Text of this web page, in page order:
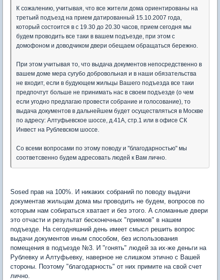
К сожалению, учитывая, что все жители дома ориентированы на
третьий подъезд на прием датированный 15.10.2007 года,
который состоится в с 19.30 до 20.30 часов, прием сегодня мы
будем проводить все таки в вашем подъезде, при этом с
домофоном и доводчиком двери обещаем обращаться бережно.
При этом учитывая то, что выдача документов непосредственно в
вашем доме мера сугубо добровольная и в наши обязательства
не входит, если в будующем жильцы Вашего подъезда все таки
предпочтут больше не принимать нас в своем подъезде (о чем
если угодно предлагаю провести собрание и голосование), то
выдача документов в дальнейшем будет осуществляться в Москве
по адресу: Алтуфьевское шоссе, д.41А, стр.1 или в офисе СК
Инвест на Рублевском шоссе.
Со всеми вопросами по этому поводу и "благодарностью" мы
соответсвенно будем адресовать людей к Вам лично.
Sosed прав на 100%. И никаких собраний по поводу выдачи
документав жильцам дома мы проводить не будем, вопросов по
которым нам собираться хватает и без этого. А сломанные двери
это отчасти и результат бесконечных "приемов" в нашем
подъезде. На сегодняшний день имеет смысл решить вопрос
выдачи документов иным способом, без использования
помещения в подъезде №3. И "гонять" людей за их-же деньги на
Рублевку и Алтуфьевку, наверное не слишком этично с Вашей
стороны. Поэтому "благодарность" от них примите на свой счет
лично.